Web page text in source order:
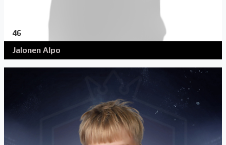
46
Jalonen Alpo